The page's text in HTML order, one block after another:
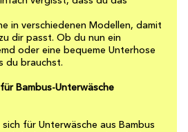
in verschiedenen Modellen, damit
dir passt. Ob du nun ein
oder eine bequeme Unterhose
du brauchst.
Bambus-Unterwäsche
für Unterwäsche aus Bambus